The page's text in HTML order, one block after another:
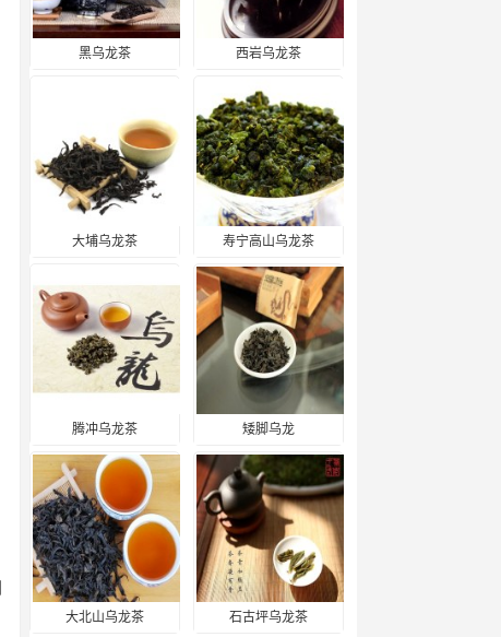
黑乌龙茶 西岩乌龙茶
大埔乌龙茶 寿宁高山乌龙茶
腾冲乌龙茶 矮脚乌龙
大北山乌龙茶 石古坪乌龙茶